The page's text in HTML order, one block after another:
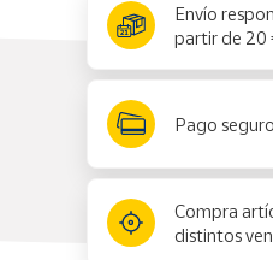
Envío
partir de 20
Pago seguro
Compra
distintos